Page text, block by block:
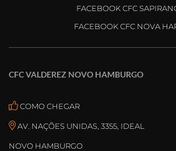
FACEBOOK CFC
FACEBOOK CFC NOVA
CFC VALDEREZ NOVO HAMBURGO
COMO CHEGAR
AV. NAÇÕES UNIDAS, 3355, IDEAL
NOVO HAMBURGO